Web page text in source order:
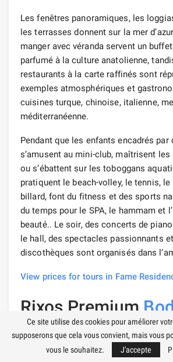
Les fenêtres panoramiques, les
les terrasses donnent sur la mer
manger avec véranda servent un
parfumé à la culture anatolienne,
restaurants à la carte raffinés sont
exemples atmosphériques et
cuisines turque, chinoise, italienne,
méditerranéenne.
Pendant que les enfants encadrés par
s’amusent au mini-club, maîtrisent
ou s’ébattent sur les toboggans
pratiquent le beach-volley, le tennis,
billard, font du fitness et des sports
du temps pour le SPA, le hammam et
beauté.. Le soir, des concerts de
le hall, des spectacles passionnants
discothèques sont organisés dans
View prices for tours in Fame
Rixos Premium
Ce site utilise des cookies pour améliorer
supposerons que cela vous convient, mais vous
vous le souhaitez.
J'accepte